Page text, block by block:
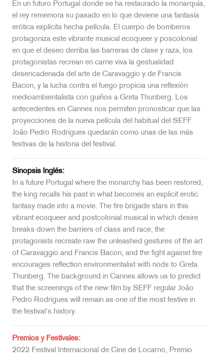
En un futuro Portugal donde se ha restaurado la monarquía,
el rey rememora su pasado en lo que deviene una fantasía
erótica explícita hecha película. El cuerpo de bomberos
protagoniza este vibrante musical ecoqueer y poscolonial
en que el deseo derriba las barreras de clase y raza, los
protagonistas recrean en carne viva la gestualidad
desencadenada del arte de Caravaggio y de Francis
Bacon, y la lucha contra el fuego propicia una reflexión
medioambientalista con guiños a Greta Thunberg. Los
antecedentes en Cannes nos permiten pronosticar que las
proyecciones de la nueva película del habitual del SEFF
João Pedro Rodrigues quedarán como unas de las más
festivas de la historia del festival.
Sinopsis Inglés:
In a future Portugal where the monarchy has been restored,
the king recalls his past in what becomes an explicit erotic
fantasy made into a movie. The fire brigade stars in this
vibrant ecoqueer and postcolonial musical in which desire
breaks down the barriers of class and race, the
protagonists recreate raw the unleashed gestures of the art
of Caravaggio and Francis Bacon, and the fight against fire
encourages reflection environmentalist with nods to Greta
Thunberg. The background in Cannes allows us to predict
that the screenings of the new film by SEFF regular João
Pedro Rodrigues will remain as one of the most festive in
the festival's history.
Premios y Festivales:
2022 Festival Internacional de Cine de Locarno, Premio